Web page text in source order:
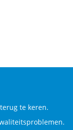
te keren.